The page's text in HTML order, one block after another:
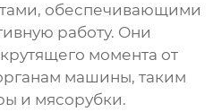
обеспечивающими
работу. Они
момента от
машины, таким
и мясорубки.